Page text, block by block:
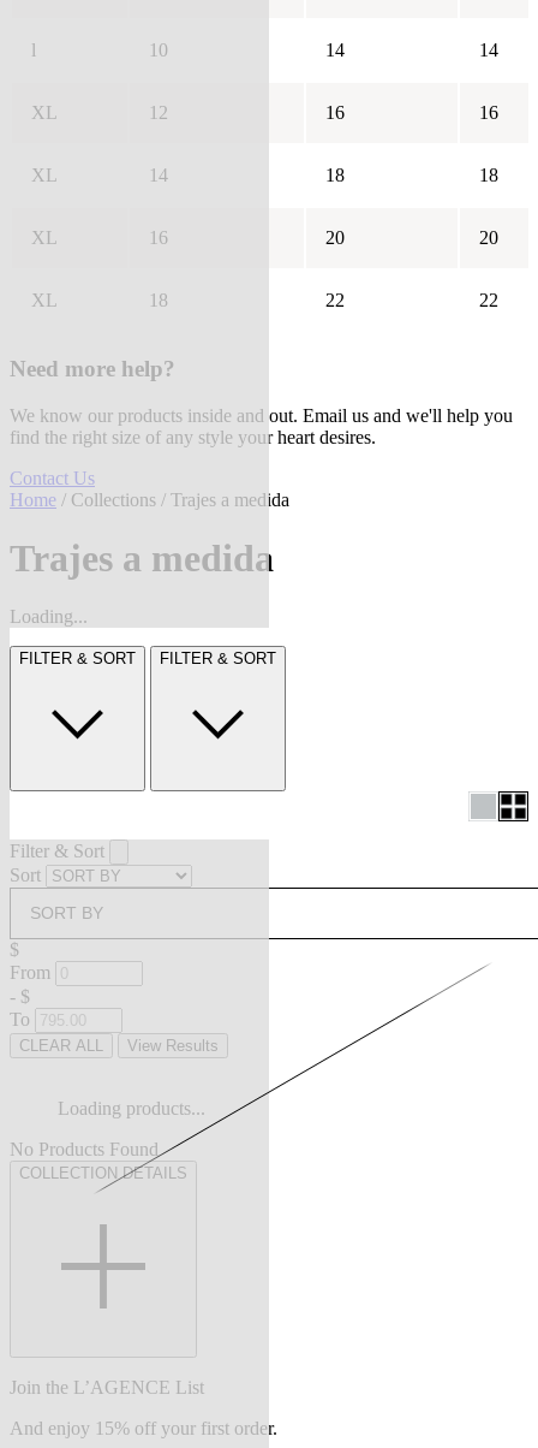
l 10 14 14
XL 12 16 16
XL 14 18 18
XL 16 20 20
XL 18 22 22
Need more help?
We know our products inside and out. Email us and we'll help you
find the right size of any style your heart desires.
Contact Us
Home / Collections / Trajes a medida
Trajes a medida
Loading...
FILTER & SORT FILTER & SORT
Filter & Sort
Sort
SORT BY
$
From
- $
To
CLEAR ALL View Results
Loading products...
No Products Found
COLLECTION DETAILS
Join the L’AGENCE List
And enjoy 15% off your first order.